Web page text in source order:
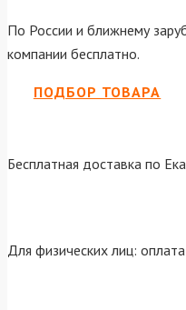
По России и ближнему
компании бесплатно.
ПОДБОР ТОВАРА
Бесплатная доставка по
Для физических лиц: